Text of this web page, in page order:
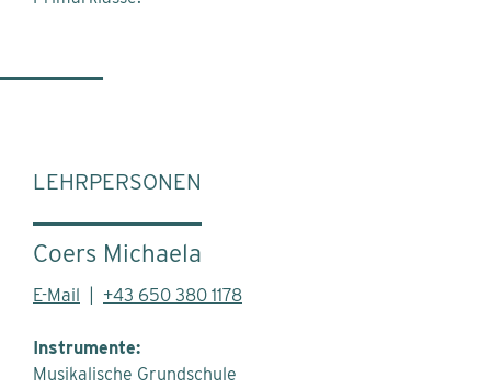
LEHRPERSONEN
Coers Michaela
E-Mail +43 650 380 1178
Instrumente:
Musikalische Grundschule